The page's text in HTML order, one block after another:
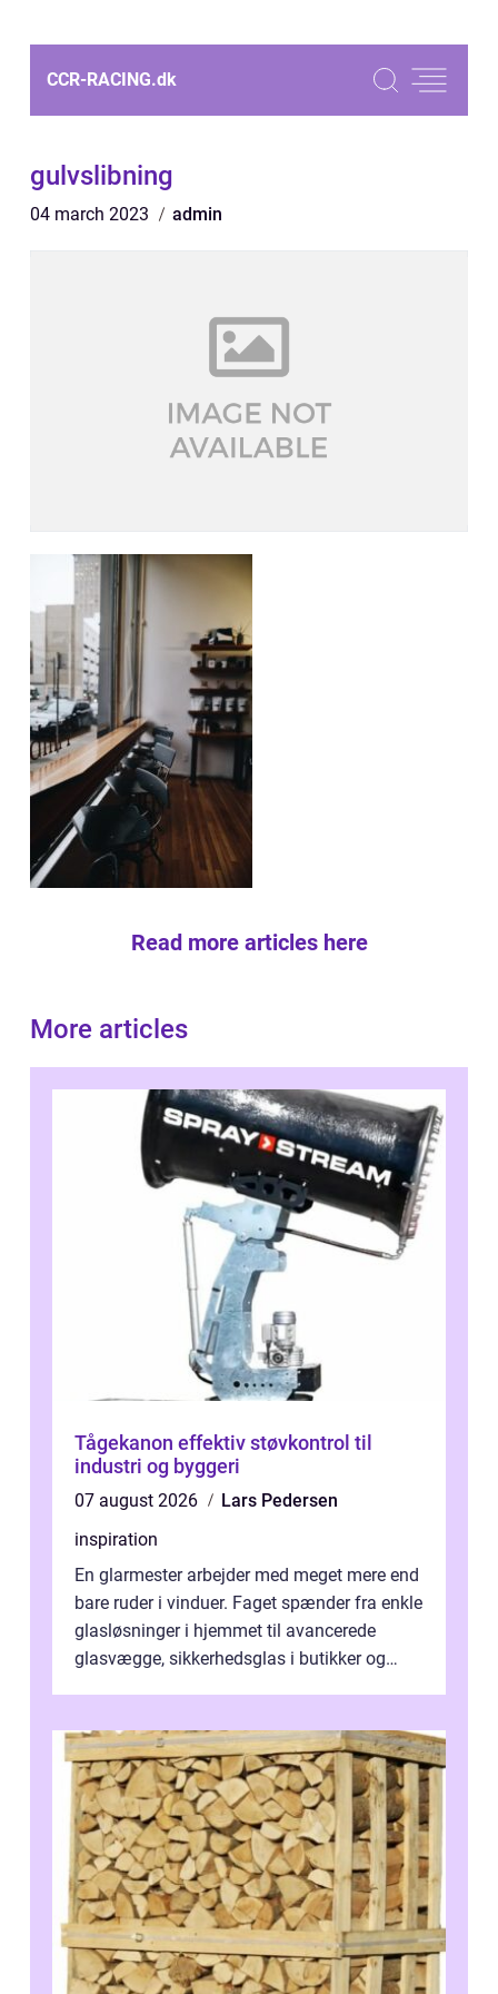
CCR-RACING.dk
gulvslibning
04 march 2023 admin
Read more articles here
More articles
Tågekanon effektiv støvkontrol til
industri og byggeri
07 august 2026
Lars Pedersen
inspiration
En glarmester arbejder med meget mere end
bare ruder i vinduer. Faget spænder fra enkle
glasløsninger i hjemmet til avancerede
glasvægge, sikkerhedsglas i butikker og